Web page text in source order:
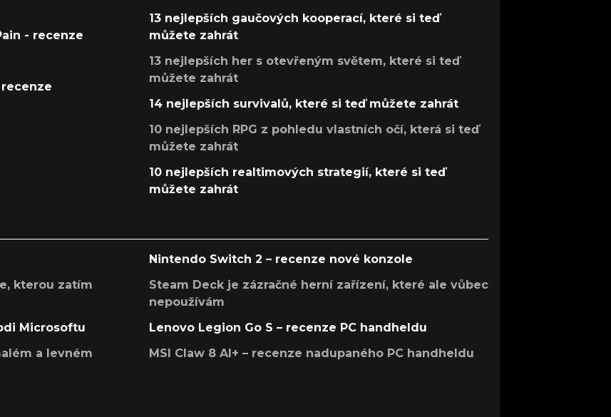
- recenze
13 nejlepších gaučových kooperací, které si teď
můžete zahrát
13 nejlepších her s otevřeným světem, které si teď
můžete zahrát
14 nejlepších survivalů, které si teď můžete zahrát
10 nejlepších RPG z pohledu vlastních očí, která si teď
můžete zahrát
10 nejlepších realtimových strategií, které si teď
můžete zahrát
kterou zatím
Microsoftu
a levném
Nintendo Switch 2 – recenze nové konzole
Steam Deck je zázračné herní zařízení, které ale vůbec
nepoužívám
Lenovo Legion Go S – recenze PC handheldu
MSI Claw 8 AI+ – recenze nadupaného PC handheldu